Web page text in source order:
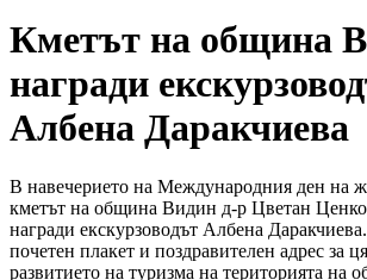
Кметът на община
награди
Албена Даракчиева
В навечерието на Международния ден на
кметът на община Видин д-р Цветан
награди екскурзоводът Албена
почетен плакет и поздравителен адрес за
развитието на туризма на територията на